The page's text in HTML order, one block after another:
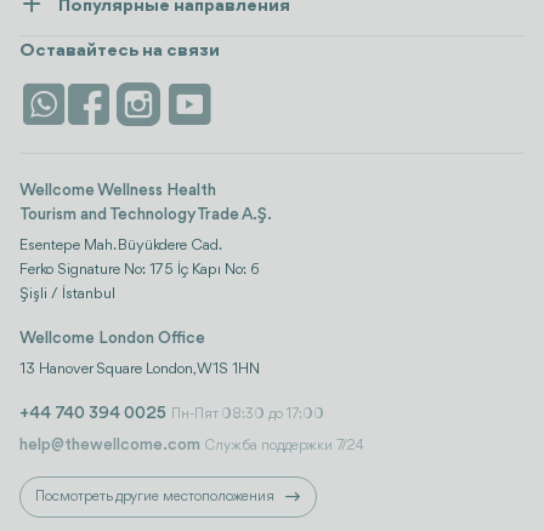
Безопасность
Контакты
Wellness
Размещение
Достопримечательности
Отзывы
Популярные направления
посмотреть все
Istanbul
Оставайтесь на связи
Wellcome Wellness Health
Tourism and Technology Trade A.Ş.
Esentepe Mah. Büyükdere Cad.
Ferko Signature No: 175 İç Kapı No: 6
Şişli / İstanbul
Wellcome London Office
13 Hanover Square London, W1S 1HN
+44 740 394 0025 Пн-Пят 08:30 до 17:00
help@thewellcome.com Служба поддержки 7/24
Посмотреть другие местоположения